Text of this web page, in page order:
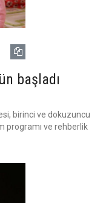
başladı
birinci ve dokuzuncu
programı ve rehberlik